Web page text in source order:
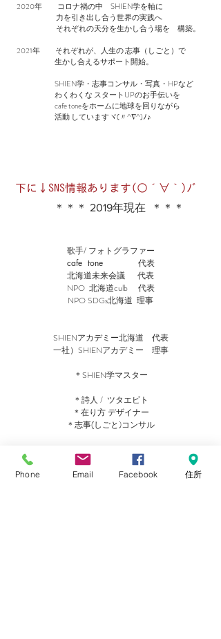
2020年 コロナ禍の中 SHIEN学を軸に
力を引き出し合う世界の実践へ
それぞれの天分を生かし合う場を 構築。
2021年 それぞれが、人生の 志事（しごと）で
生かし合えるサポート開始。
SHIEN学・志事コンサル・写真・HPなど
わくわくな スタートUPのお手伝いを
​ cafe toneをホームに地球を回りながら
活動 していますヾ(〃^∇^)ﾉ♪
​下に↓SNS情報あります(○´∀｀)ﾉﾞ
＊＊＊ 2019年現在 ＊＊＊
歌手/ フォトグラファー
cafe tone
代表
北海道未来会議 代表
NPO 北海道culb 代表
NPO SDGs北海道 理事
SHIENアカデミー北海道 代表
一社）SHIENアカデミー 理事
＊SHIEN学マスター
＊詩人 / ツタエビト
＊在り方 デザイナー
＊志事(しごと)コンサル
＊ 北海道culb 代表
＊ カンボジア ノリア孤児院
Phone Email Facebook 住所